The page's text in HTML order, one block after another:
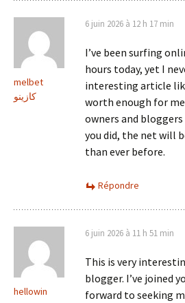
melbet
كازينو
6 juin 2026 à 12 h 17 min
I’ve been surfing
hours today, yet I
interesting article
worth enough for
owners and
you did, the net will
than ever before.
Répondre
hellowin
6 juin 2026 à 11 h 51 min
This is very
blogger. I’ve joined
forward to seeking